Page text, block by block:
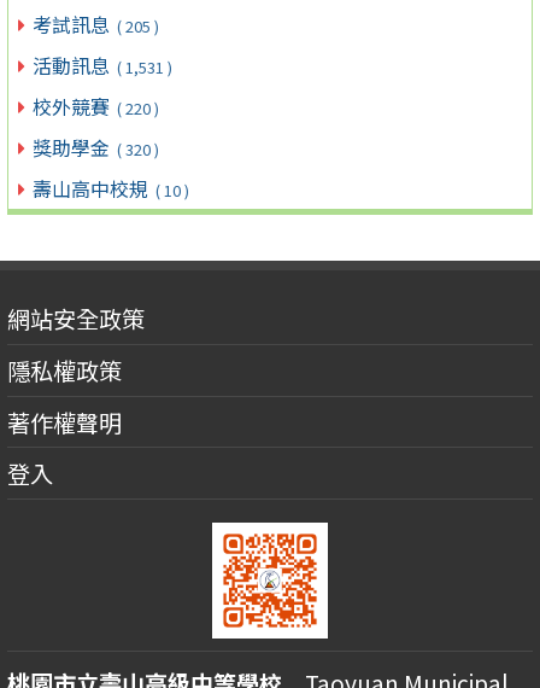
考試訊息 ( 205 )
活動訊息 ( 1,531 )
校外競賽 ( 220 )
獎助學金 ( 320 )
壽山高中校規 ( 10 )
網站安全政策
隱私權政策
著作權聲明
登入